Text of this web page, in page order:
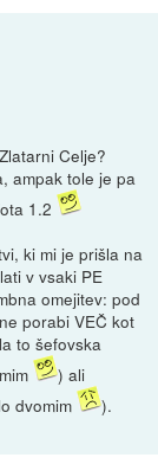
Celje?
ampak tole je pa
1.2
ki mi je prišla na
v vsaki PE
omejitev: pod
porabi VEČ kot
to šefovska
) ali
dvomim
).